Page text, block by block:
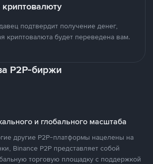
подтвердит получение денег,
криптовалюта будет переведена вам.
P2P-биржи
и глобального масштаба
другие P2P-платформы нацелены на
Binance P2P представляет собой
торговую площадку с поддержкой